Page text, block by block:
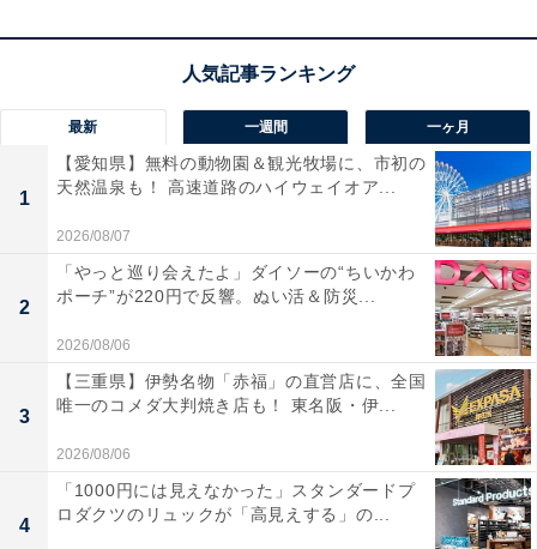
デノン Denon ワイヤレスイヤホン bluetooth PerL Pro
ノイズキャンセリング/マルチポイント対応/ロスレスサウ
ンド/ワイヤレス充電対応/IPX4 防滴/マイク付き ブラック
AHC15PLBKEM
Amazonで見る
最新 一週間 一ヶ月
1
【愛知県】無料の動物園＆観光牧場に、市初の
天然温泉も！ 高速道路のハイウェイオア...
2026/08/07
2
「やっと巡り会えたよ」ダイソーの“ちいかわ
ポーチ”が220円で反響。ぬい活＆防災...
2026/08/06
3
【三重県】伊勢名物「赤福」の直営店に、全国
唯一のコメダ大判焼き店も！ 東名阪・伊...
2026/08/06
4
「1000円には見えなかった」スタンダードプ
ロダクツのリュックが「高見えする」の...